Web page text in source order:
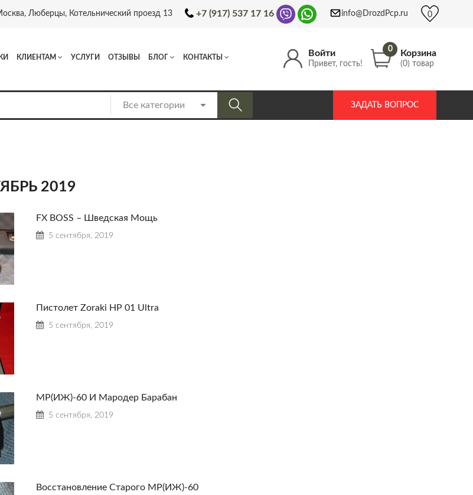
Люберцы, Котельнический проезд 13 +7 (917) 537 17 16 info@DrozdPcp.ru 0
Войти
Привет, гость!
0 Корзина
(0) товар
КЛИЕНТАМ УСЛУГИ ОТЗЫВЫ БЛОГ КОНТАКТЫ
ЗАДАТЬ ВОПРОС
2019
FX BOSS – Шведская Мощь
5 сентября, 2019
Пистолет Zoraki HP 01 Ultra
5 сентября, 2019
МР(ИЖ)-60 И Мародер Барабан
5 сентября, 2019
Восстановление Старого МР(ИЖ)-60